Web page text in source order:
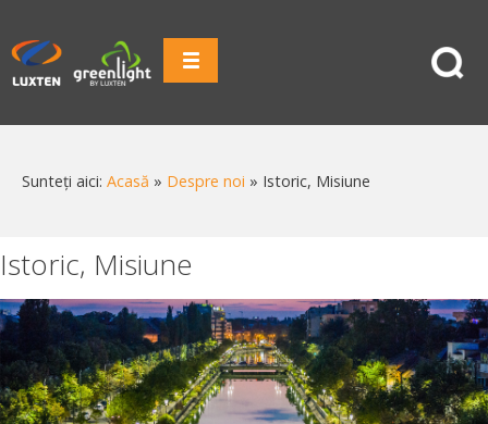
Sunteți aici: Acasă » Despre noi » Istoric, Misiune
Istoric, Misiune